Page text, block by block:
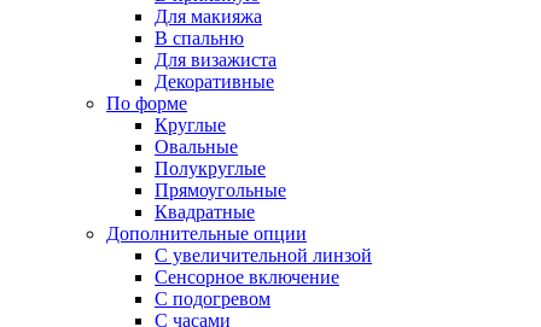
Для макияжа
В спальню
Для визажиста
Декоративные
По форме
Круглые
Овальные
Полукруглые
Прямоугольные
Квадратные
Дополнительные опции
C увеличительной линзой
Сенсорное включение
С подогревом
С часами